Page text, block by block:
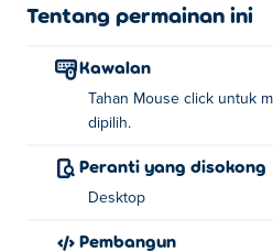
Tentang permainan ini
Kawalan
Tahan Mouse click untuk
dipilih.
Peranti yang disokong
Desktop
Pembangun